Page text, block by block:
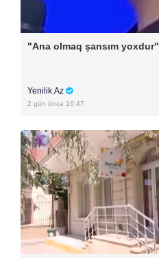
"Ana olmaq şansım yoxdur"
Yenilik.Az
2 gün öncə 16:47